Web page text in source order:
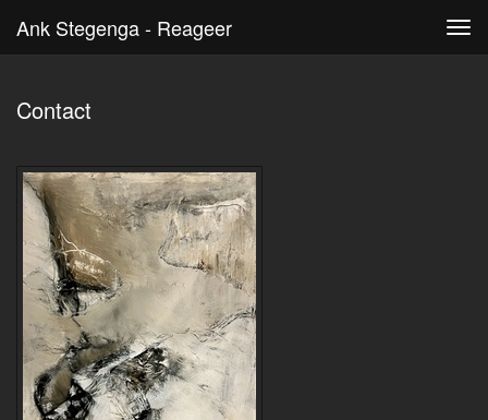
Ank Stegenga - Reageer
Contact